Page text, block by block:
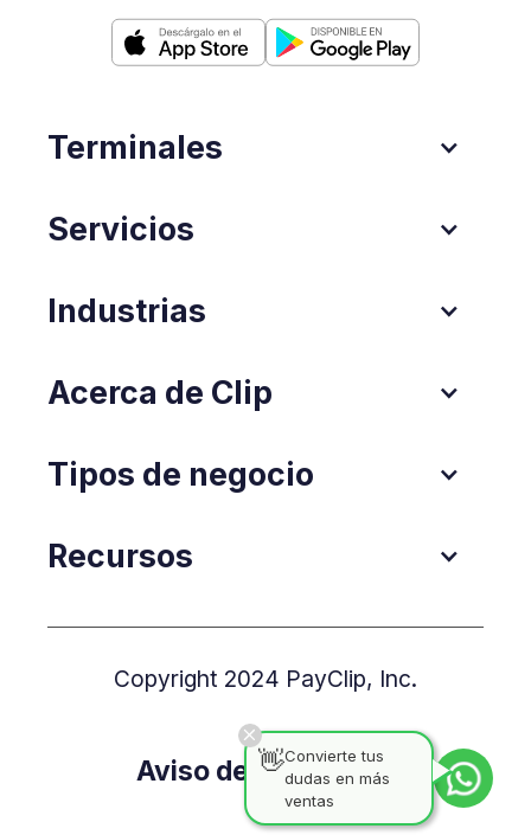
Terminales
Servicios
Industrias
Acerca de Clip
Tipos de negocio
Recursos
Copyright 2024 PayClip, Inc.
Aviso de Privacidad
👋Convierte tus
dudas en más
ventas